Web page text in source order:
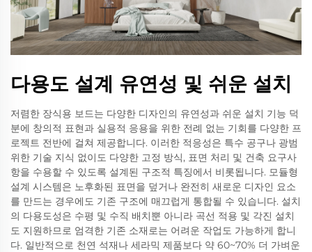
다용도 설계 유연성 및 쉬운 설치
저렴한 장식용 보드는 다양한 디자인의 유연성과 쉬운 설치 기능 덕
분에 창의적 표현과 실용적 응용을 위한 전례 없는 기회를 다양한 프
로젝트 전반에 걸쳐 제공합니다. 이러한 적응성은 특수 공구나 광범
위한 기술 지식 없이도 다양한 고정 방식, 표면 처리 및 건축 요구사
항을 수용할 수 있도록 설계된 구조적 특징에서 비롯됩니다. 모듈형
설계 시스템은 노후화된 표면을 덮거나 완전히 새로운 디자인 요소
를 만드는 경우에도 기존 구조에 매끄럽게 통합될 수 있습니다. 설치
의 다용도성은 수평 및 수직 배치뿐 아니라 곡선 적용 및 각진 설치
도 지원하므로 엄격한 기존 소재로는 어려운 작업도 가능하게 합니
다. 일반적으로 천연 석재나 세라믹 제품보다 약 60~70% 더 가벼운